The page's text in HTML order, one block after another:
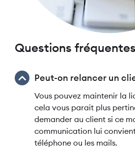
Questions fréquentes
Peut-on relancer un
Vous pouvez maintenir la
cela vous parait plus
demander au client si ce
communication lui
téléphone ou les mails.